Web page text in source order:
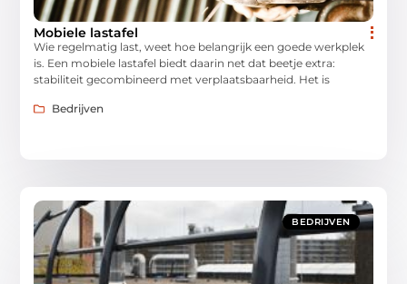
Mobiele lastafel
Wie regelmatig last, weet hoe belangrijk een goede werkplek
is. Een mobiele lastafel biedt daarin net dat beetje extra:
stabiliteit gecombineerd met verplaatsbaarheid. Het is
Bedrijven
BEDRIJVEN